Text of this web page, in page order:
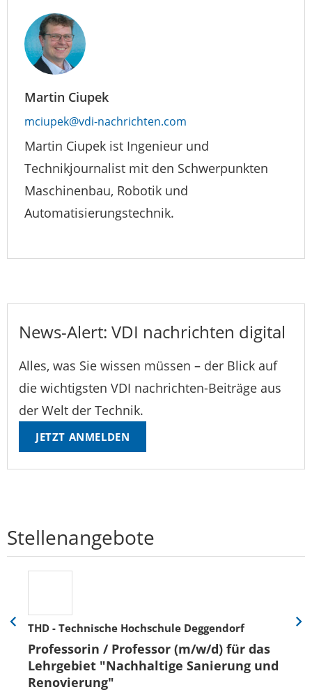
Martin Ciupek
mciupek@vdi-nachrichten.com
Martin Ciupek ist Ingenieur und
Technikjournalist mit den Schwerpunkten
Maschinenbau, Robotik und
Automatisierungstechnik.
News-Alert: VDI nachrichten digital
Alles, was Sie wissen müssen – der Blick auf
die wichtigsten VDI nachrichten-Beiträge aus
der Welt der Technik.
JETZT ANMELDEN
Stellenangebote
THD - Technische Hochschule Deggendorf
Professorin / Professor (m/w/d) für das
Lehrgebiet "Nachhaltige Sanierung und
Renovierung"
Eine
zurück
Eine